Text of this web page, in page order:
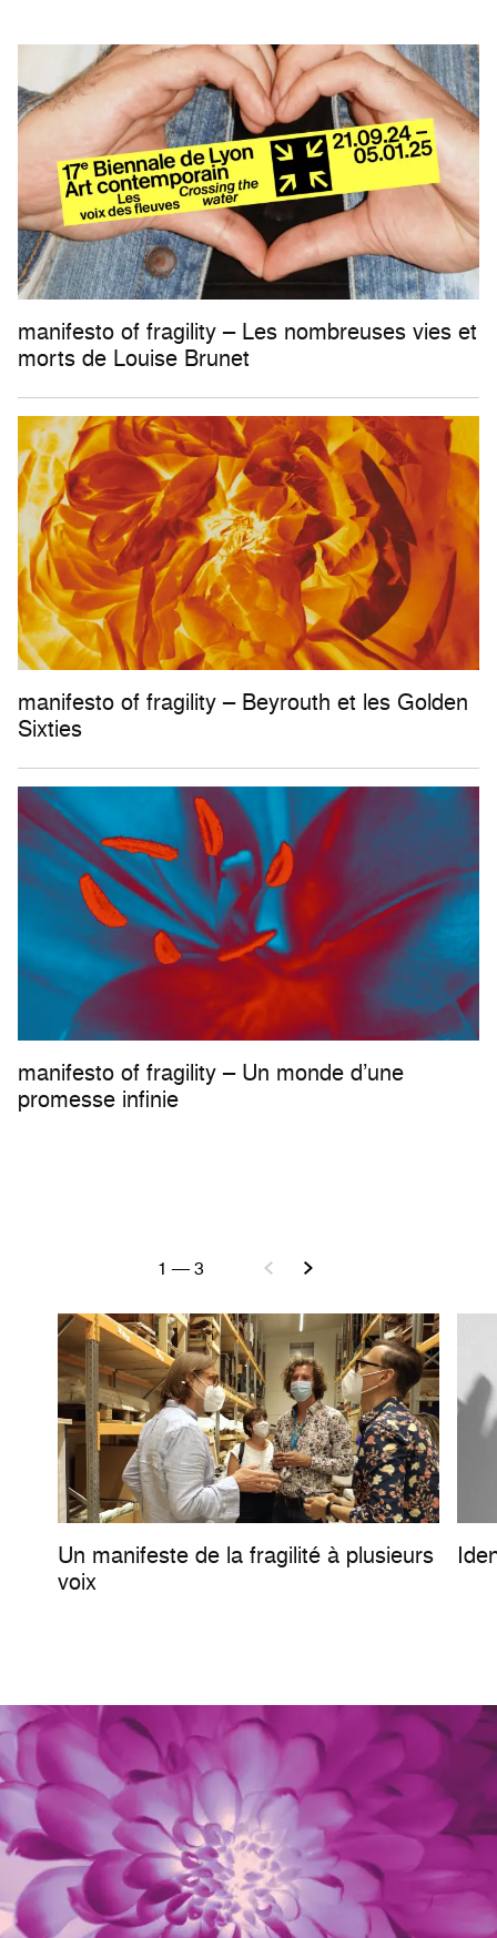
manifesto of fragility – Les nombreuses vies et
morts de Louise Brunet
manifesto of fragility – Beyrouth et les Golden
Sixties
manifesto of fragility – Un monde d’une
promesse infinie
1 —3
Un manifeste de la fragilité à plusieurs
voix